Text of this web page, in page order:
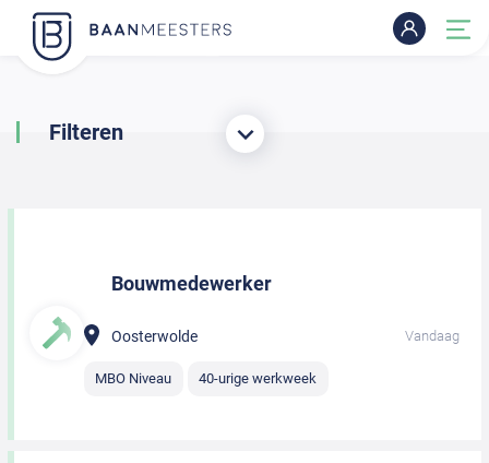
Filteren
Bouwmedewerker
Oosterwolde Vandaag
MBO Niveau 40-urige werkweek